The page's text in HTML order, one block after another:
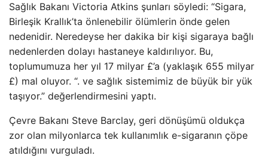
Sağlık Bakanı Victoria Atkins şunları söyledi: “Sigara,
Birleşik Krallık’ta önlenebilir ölümlerin önde gelen
nedenidir. Neredeyse her dakika bir kişi sigaraya bağlı
nedenlerden dolayı hastaneye kaldırılıyor. Bu,
toplumumuza her yıl 17 milyar £’a (yaklaşık 655 milyar
£) mal oluyor. “. ve sağlık sistemimiz de büyük bir yük
taşıyor.” değerlendirmesini yaptı.
Çevre Bakanı Steve Barclay, geri dönüşümü oldukça
zor olan milyonlarca tek kullanımlık e-sigaranın çöpe
atıldığını vurguladı.